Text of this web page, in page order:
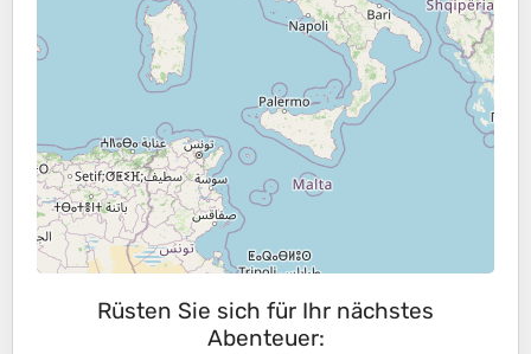
Rüsten Sie sich für Ihr nächstes
Abenteuer: